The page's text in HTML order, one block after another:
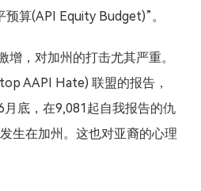
算(API Equity Budget)”。
增，对加州的打击尤其严重。
AAPI Hate) 联盟的报告，
底，在9,081起自我报告的仇
生在加州。这也对亚裔的心理